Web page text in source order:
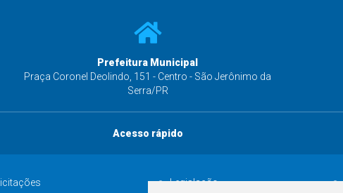
Prefeitura Municipal
Praça Coronel Deolindo, 151 - Centro - São Jerônimo da
Serra/PR
Acesso rápido
Licitações Legislação